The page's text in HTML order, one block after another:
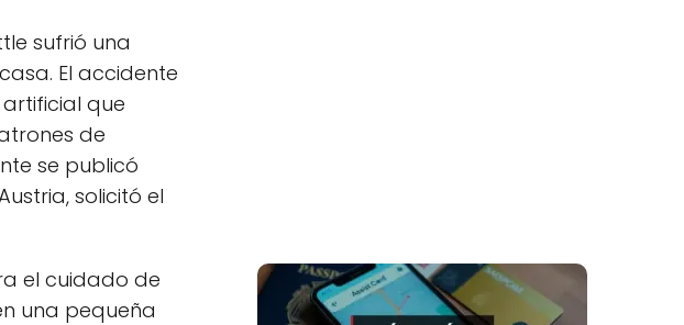
sufrió una
El accidente
que
de
se publicó
solicitó el
el cuidado de
una pequeña